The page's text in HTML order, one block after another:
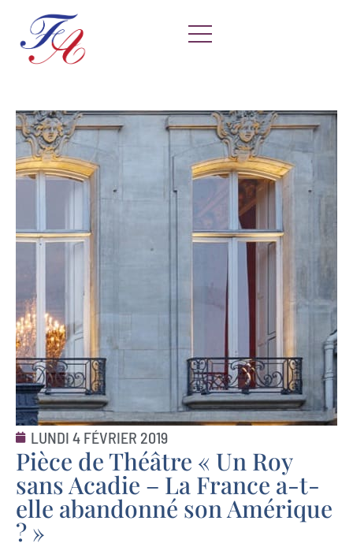
LUNDI 4 FÉVRIER 2019
Pièce de Théâtre « Un Roy
sans Acadie – La France a-t-
elle abandonné son Amérique
? »